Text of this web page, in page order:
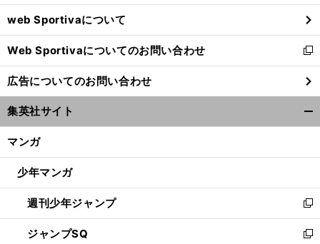
ウ
で
開
く
web Sportivaについて
Web Sportivaについてのお問い合わせ
新
し
い
ウ
ィ
ン
ウ
開
く
広告についてのお問い合わせ
集英社サイト
マンガ
少年マンガ
週刊少年ジャンプ
新
し
い
ジャンプSQ
新